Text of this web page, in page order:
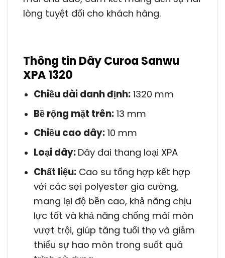
lòng tuyệt đối cho khách hàng.
Thông tin Dây Curoa Sanwu
XPA 1320
Chiều dài danh định:1320 mm
Bề rộng mặt trên:13 mm
Chiều cao dây:10 mm
Loại dây: Dây đai thang loại XPA
Chất liệu:Cao su tổng hợp kết hợp
với các sợi polyester gia cường,
mang lại độ bền cao, khả năng chịu
lực tốt và khả năng chống mài mòn
vượt trội, giúp tăng tuổi thọ và giảm
thiểu sự hao mòn trong suốt quá